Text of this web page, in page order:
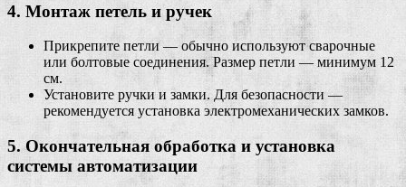
4. Монтаж петель и ручек
Прикрепите петли — обычно используют сварочные
или болтовые соединения. Размер петли — минимум 12
см.
Установите ручки и замки. Для безопасности —
рекомендуется установка электромеханических замков.
5. Окончательная обработка и установка
системы автоматизации